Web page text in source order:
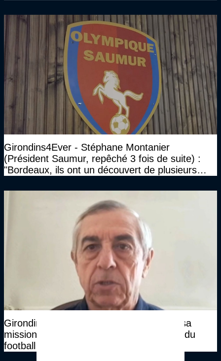
Girondins4Ever - Stéphane Montanier
(Président Saumur, repêché 3 fois de suite) :
"Bordeaux, ils ont un découvert de plusieurs
Girondins4Ever - Alain Giresse explique sa
mission de nouveau Directeur Technique du
football gabonais